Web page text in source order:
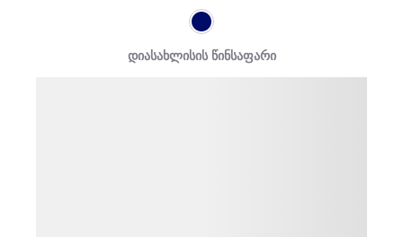
დიასახლისის წინსაფარი